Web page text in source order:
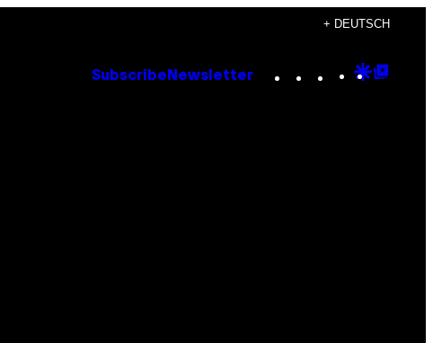
+ DEUTSCH
Subscribe Newsletter Instagram
TikTok
YouTube
Google